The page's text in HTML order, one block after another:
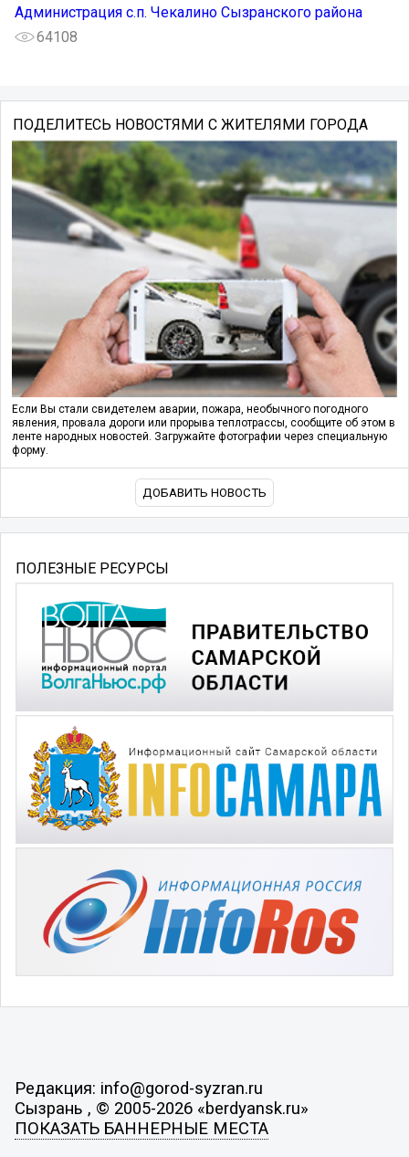
Администрация с.п. Чекалино Сызранского района
64108
ПОДЕЛИТЕСЬ НОВОСТЯМИ С ЖИТЕЛЯМИ ГОРОДА
Если Вы стали свидетелем аварии, пожара, необычного погодного
явления, провала дороги или прорыва теплотрассы, сообщите об этом в
ленте народных новостей. Загружайте фотографии через специальную
форму.
ДОБАВИТЬ НОВОСТЬ
ПОЛЕЗНЫЕ РЕСУРСЫ
Редакция: info@gorod-syzran.ru
Сызрань , © 2005-2026 «berdyansk.ru»
ПОКАЗАТЬ БАННЕРНЫЕ МЕСТА